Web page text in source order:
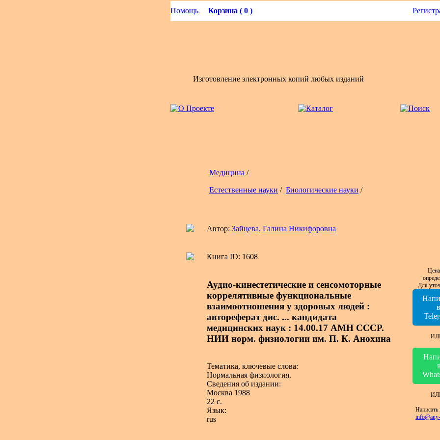
Помощь Корзина ( 0 )
Изготовление электронных копий любых изданий
Медицина /
Естественные науки / Биологические науки /
Автор: Зайцева, Галина Никифоровна
Книга ID: 1608
Аудио-кинестетические и сенсомоторные
коррелятивные функциональные
взаимоотношения у здоровых людей :
автореферат дис. ... кандидата
медицинских наук : 14.00.17 АМН СССР.
НИИ норм. физиологии им. П. К. Анохина
Тематика, ключевые слова:
Нормальная физиология.
Сведения об издании:
Москва 1988
22 с.
Язык:
rus
Для
в
в
Написать